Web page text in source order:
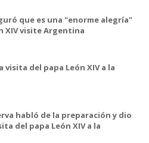
que es una "enorme alegría"
XIV visite Argentina
visita del papa León XIV a la
habló de la preparación y dio
del papa León XIV a la